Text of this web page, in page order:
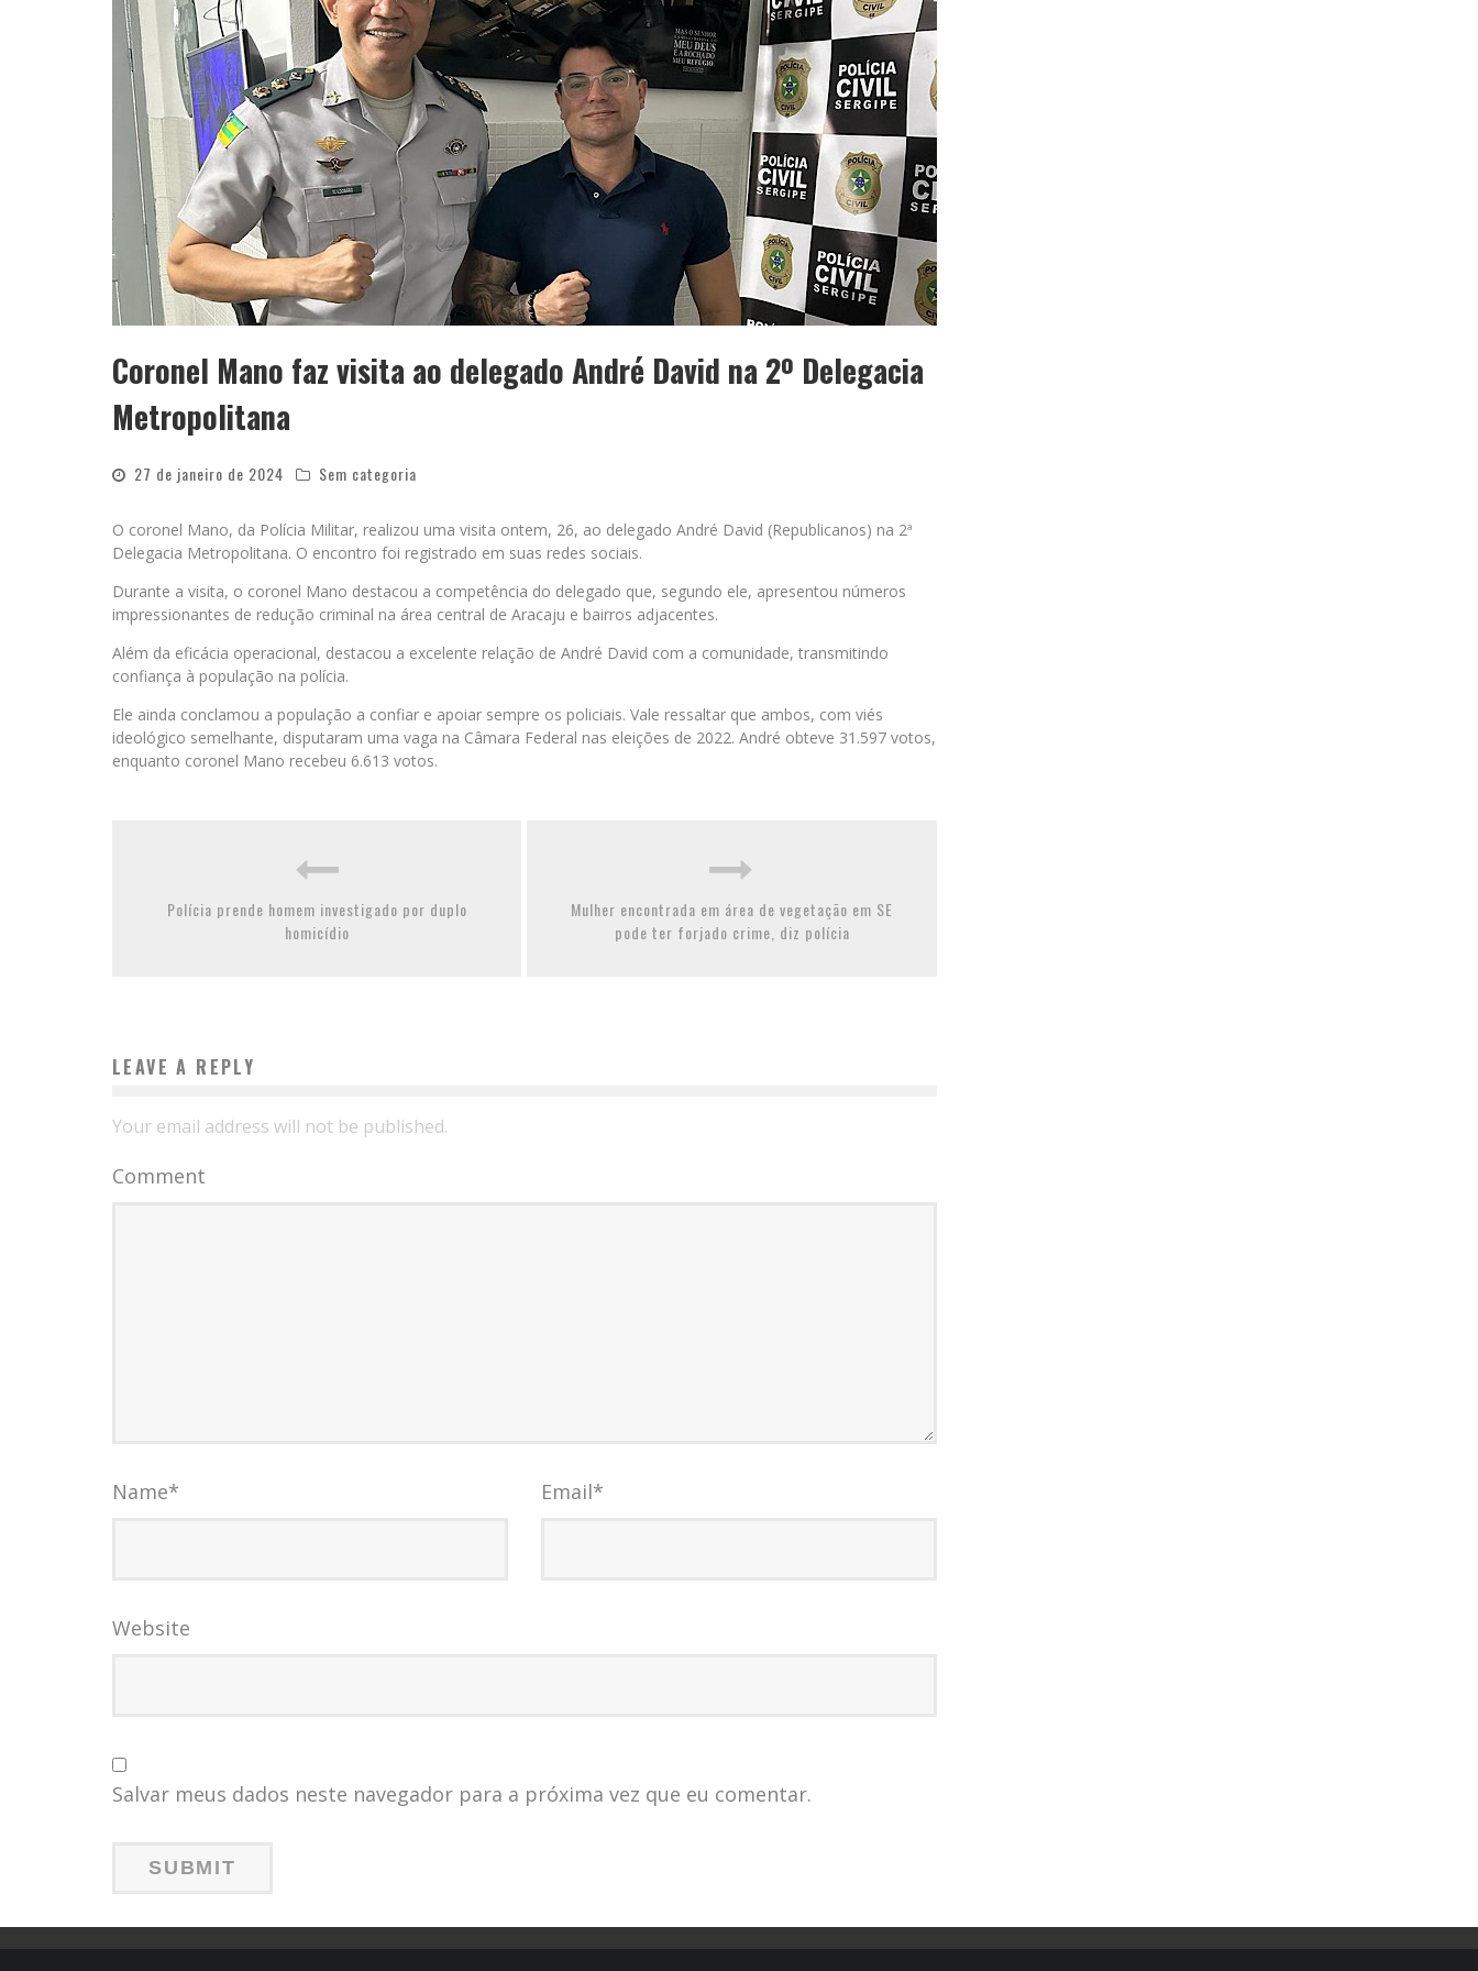
Coronel Mano faz visita ao delegado André David na 2º Delegacia
Metropolitana
27 de janeiro de 2024 Sem categoria
O coronel Mano, da Polícia Militar, realizou uma visita ontem, 26, ao delegado André David (Republicanos) na 2ª
Delegacia Metropolitana. O encontro foi registrado em suas redes sociais.
Durante a visita, o coronel Mano destacou a competência do delegado que, segundo ele, apresentou números
impressionantes de redução criminal na área central de Aracaju e bairros adjacentes.
Além da eficácia operacional, destacou a excelente relação de André David com a comunidade, transmitindo
confiança à população na polícia.
Ele ainda conclamou a população a confiar e apoiar sempre os policiais. Vale ressaltar que ambos, com viés
ideológico semelhante, disputaram uma vaga na Câmara Federal nas eleições de 2022. André obteve 31.597 votos,
enquanto coronel Mano recebeu 6.613 votos.
Polícia prende homem investigado por duplo
homicídio
Mulher encontrada em área de vegetação em SE
pode ter forjado crime, diz polícia
LEAVE A REPLY
Your email address will not be published.
Comment
Name* Email*
Website
Salvar meus dados neste navegador para a próxima vez que eu comentar.